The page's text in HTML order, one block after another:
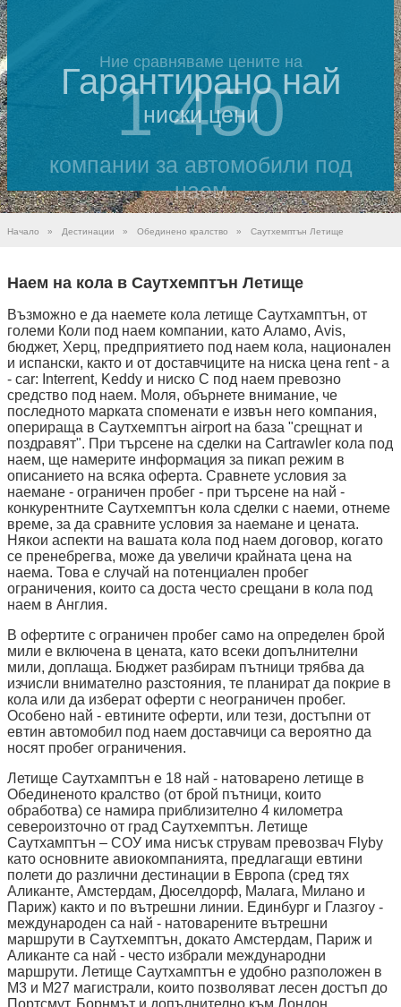
Ние сравняваме цените на
1 450
компании за автомобили под
наем
Гарантирано най
ниски цени
Начало » Дестинации » Обединено кралство » Саутхемптън Летище
Наем на кола в Саутхемптън Летище
Възможно е да наемете кола летище Саутхамптън, от
големи Коли под наем компании, като Аламо, Avis,
бюджет, Херц, предприятието под наем кола, национален
и испански, както и от доставчиците на ниска цена rent - a
- car: Interrent, Keddy и ниско C под наем превозно
средство под наем. Моля, обърнете внимание, че
последното марката споменати е извън него компания,
оперираща в Саутхемптън airport на база "срещнат и
поздравят". При търсене на сделки на Cartrawler кола под
наем, ще намерите информация за пикап режим в
описанието на всяка оферта. Сравнете условия за
наемане - ограничен пробег - при търсене на най -
конкурентните Саутхемптън кола сделки с наеми, отнеме
време, за да сравните условия за наемане и цената.
Някои аспекти на вашата кола под наем договор, когато
се пренебрегва, може да увеличи крайната цена на
наема. Това е случай на потенциален пробег
ограничения, които са доста често срещани в кола под
наем в Англия.
В офертите с ограничен пробег само на определен брой
мили е включена в цената, като всеки допълнителни
мили, доплаща. Бюджет разбирам пътници трябва да
изчисли внимателно разстояния, те планират да покрие в
кола или да изберат оферти с неограничен пробег.
Особено най - евтините оферти, или тези, достъпни от
евтин автомобил под наем доставчици са вероятно да
носят пробег ограничения.
Летище Саутхамптън е 18 най - натоварено летище в
Обединеното кралство (от брой пътници, които
обработва) се намира приблизително 4 километра
североизточно от град Саутхемптън. Летище
Саутхамптън – СОУ има нисък струвам превозвач Flyby
като основните авиокомпанията, предлагащи евтини
полети до различни дестинации в Европа (сред тях
Аликанте, Амстердам, Дюселдорф, Малага, Милано и
Париж) както и по вътрешни линии. Единбург и Глазгоу -
международен са най - натоварените вътрешни
маршрути в Саутхемптън, докато Амстердам, Париж и
Аликанте са най - често избрали международни
маршрути. Летище Саутхамптън е удобно разположен в
М3 и М27 магистрали, които позволяват лесен достъп до
Портсмут, Борнмът и допълнително към Лондон.